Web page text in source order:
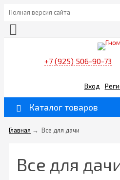
Полная версия сайта
+7 (925) 506-90-73
Вход
Каталог товаров
Главная → Все для дачи
Все для